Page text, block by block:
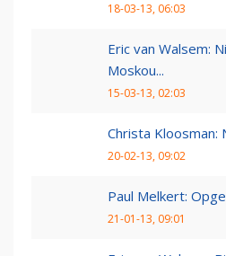
18-03-13, 06:03
Eric van Walsem:
Moskou...
15-03-13, 02:03
Christa Kloosman:
20-02-13, 09:02
Paul Melkert:
21-01-13, 09:01